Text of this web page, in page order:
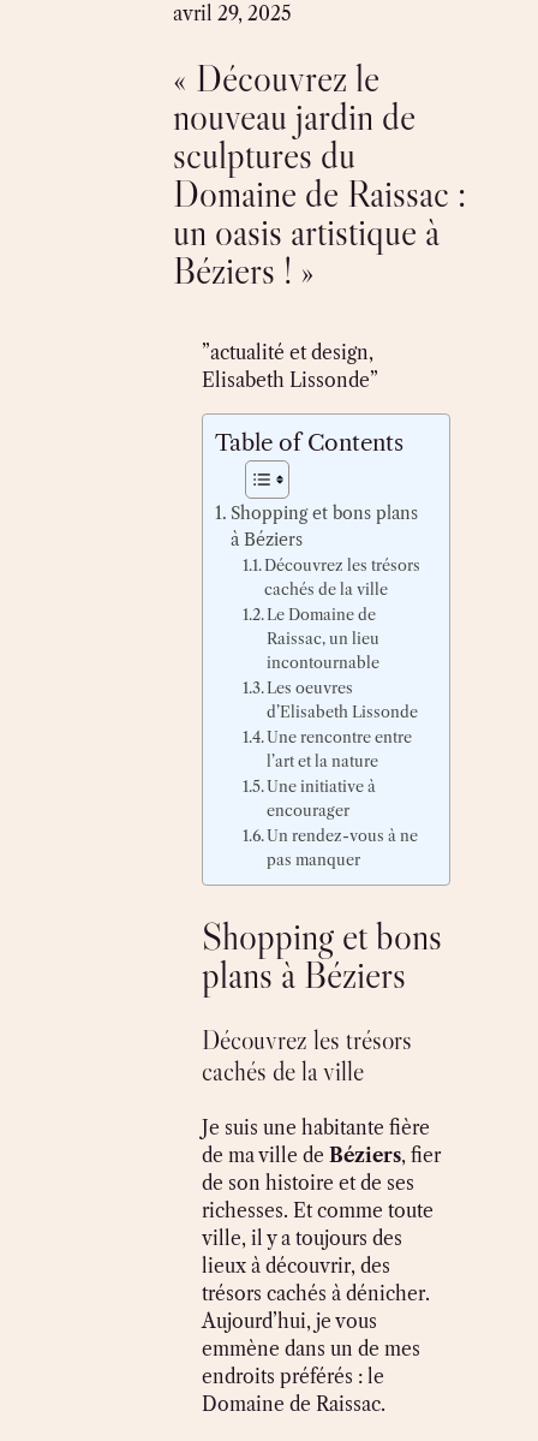
avril 29, 2025
« Découvrez le
nouveau jardin de
sculptures du
Domaine de Raissac :
un oasis artistique à
Béziers ! »
”actualité et design,
Elisabeth Lissonde”
Table of Contents
Shopping et bons plans
à Béziers
Découvrez les trésors
cachés de la ville
Le Domaine de
Raissac, un lieu
incontournable
Les oeuvres
d’Elisabeth Lissonde
Une rencontre entre
l’art et la nature
Une initiative à
encourager
Un rendez-vous à ne
pas manquer
Shopping et bons
plans à Béziers
Découvrez les trésors
cachés de la ville
Je suis une habitante fière
de ma ville deBéziers, fier
de son histoire et de ses
richesses. Et comme toute
ville, il y a toujours des
lieux à découvrir, des
trésors cachés à dénicher.
Aujourd’hui, je vous
emmène dans un de mes
endroits préférés : le
Domaine de Raissac.